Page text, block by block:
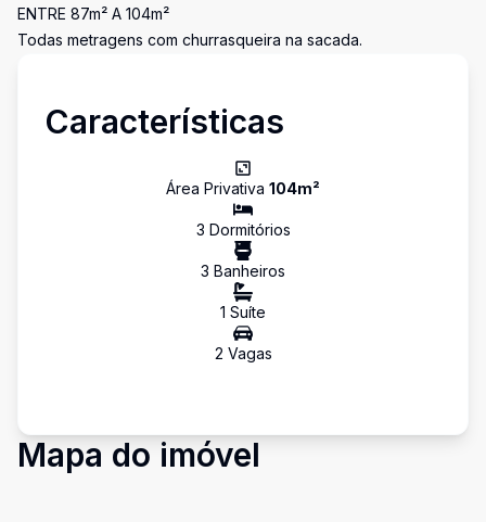
ENTRE 87m² A 104m²
Todas metragens com churrasqueira na sacada.
Características
Área Privativa 104m²
3 Dormitórios
3 Banheiros
1 Suíte
2 Vagas
Mapa do imóvel